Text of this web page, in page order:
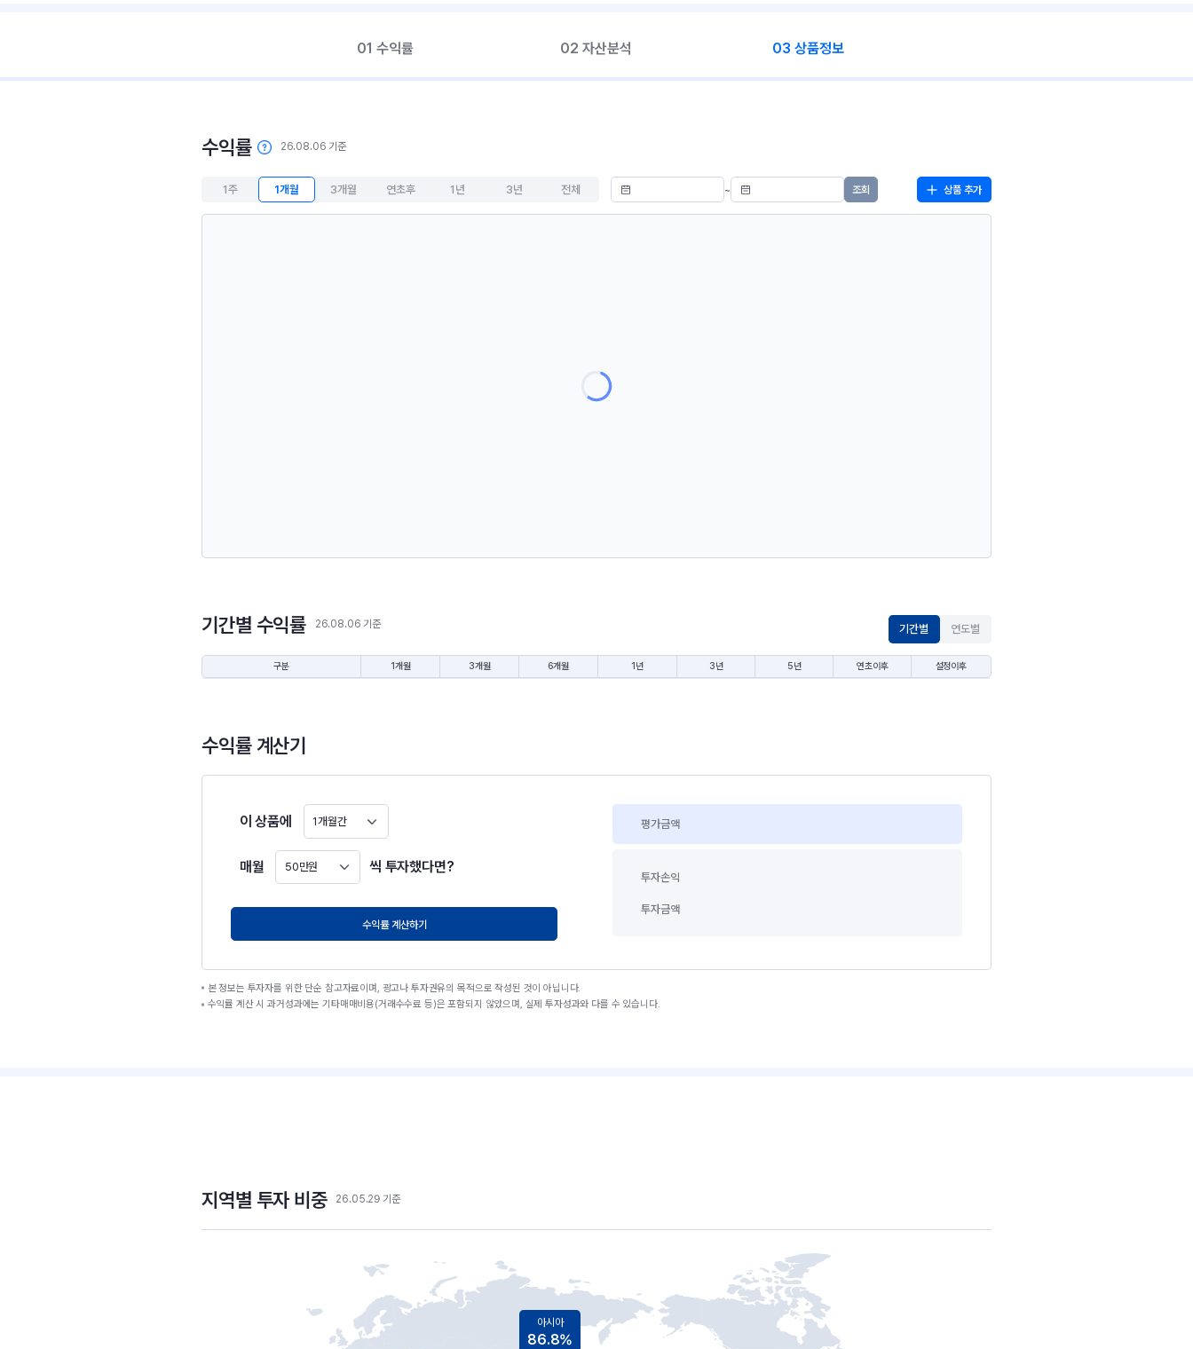
01 수익률 02 자산분석 03 상품정보
수익률 26.08.06 기준
1주 1개월 3개월 연초후 1년 3년 전체 ~ 조회 상품 추가
기간별 수익률 26.08.06 기준 기간별 연도별
구분 1개월 3개월 6개월 1년 3년 5년 연초이후 설정이후
수익률 계산기
이 상품에 1개월간
매월 50만원 원 씩 투자했다면?
수익률 계산하기
평가금액
투자손익
투자금액
본 정보는 투자자를 위한 단순 참고자료이며, 광고나 투자권유의 목적으로 작성된 것이 아닙니다.
수익률 계산 시 과거성과에는 기타매매비용(거래수수료 등)은 포함되지 않았으며, 실제 투자성과와 다를 수 있습니다.
지역별 투자 비중 26.05.29 기준
아시아
86.8%